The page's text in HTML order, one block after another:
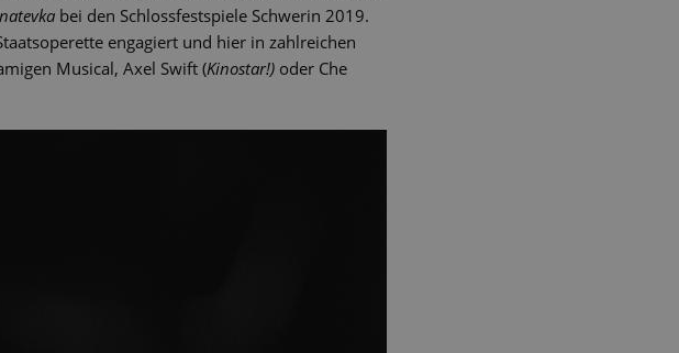
bei den Schlossfestspiele Schwerin 2019.
engagiert und hier in zahlreichen
Musical, Axel Swift (Kinostar!) oder Che